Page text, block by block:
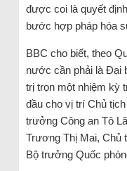
được coi là quyết
bước hợp pháp hóa
BBC cho biết, theo
nước cần phải là Đại
trị trọn một nhiệm kỳ
đầu cho vị trí Chủ
trưởng Công an Tô
Trương Thị Mai, Chủ
Bộ trưởng Quốc